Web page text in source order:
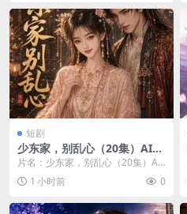
短剧
少东家，别乱心（20集）AI短
剧 (2026)
片名：少东家，别乱心（20集）AI
短剧 (2026) 分类：短剧 年份：202
6... 1 小时前 0